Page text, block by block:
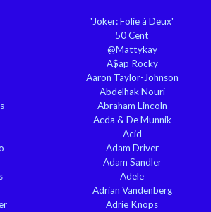
'Joker: Folie à Deux'
50 Cent
@Mattykay
A$ap Rocky
Aaron Taylor-Johnson
Abdelhak Nouri
Abraham Lincoln
Acda & De Munnik
Acid
Adam Driver
Adam Sandler
Adele
Adrian Vandenberg
Adrie Knops